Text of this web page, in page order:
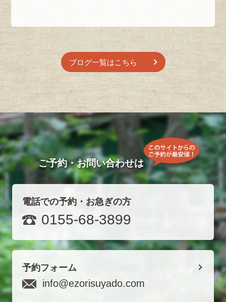
ブログ一覧はこちら
ご予約・お問い合わせは
電話での予約・お急ぎの方
0155-68-3899
予約フォーム
info@ezorisuyado.com